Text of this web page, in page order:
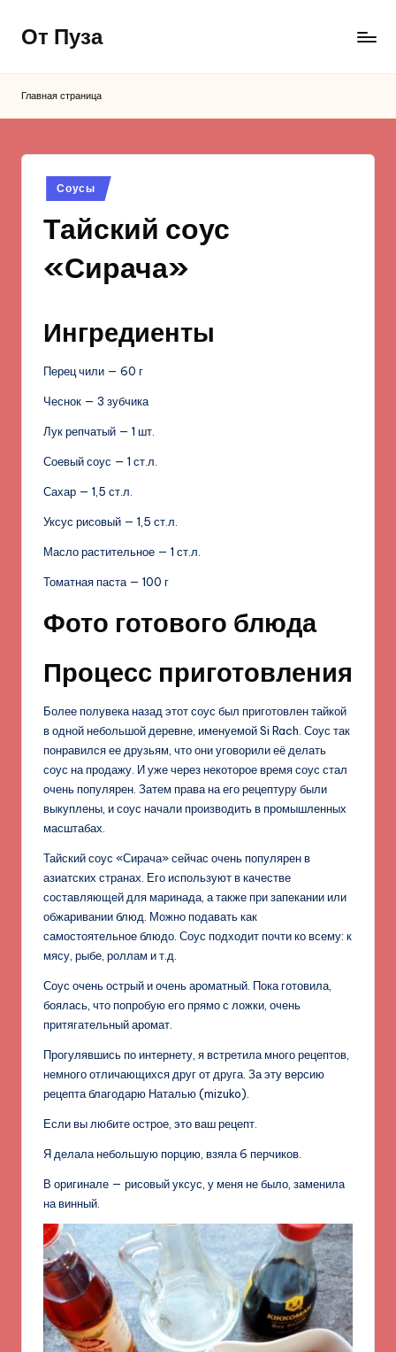
Перейти
содержимому
От Пуза
вкусные
Главная страница
Опубликовано
в
Соусы
Тайский соус
«Сирача»
Ингредиенты
Перец чили — 60 г
Чеснок — 3 зубчика
Лук репчатый — 1 шт.
Соевый соус — 1 ст.л.
Сахар — 1,5 ст.л.
Уксус рисовый — 1,5 ст.л.
Масло растительное — 1 ст.л.
Томатная паста — 100 г
Фото готового блюда
Процесс приготовления
Более полувека назад этот соус был приготовлен тайкой
в одной небольшой деревне, именуемой Si Rach. Соус так
понравился ее друзьям, что они уговорили её делать
соус на продажу. И уже через некоторое время соус стал
очень популярен. Затем права на его рецептуру были
выкуплены, и соус начали производить в промышленных
масштабах.
Тайский соус «Сирача» сейчас очень популярен в
азиатских странах. Его используют в качестве
составляющей для маринада, а также при запекании или
обжаривании блюд. Можно подавать как
самостоятельное блюдо. Соус подходит почти ко всему: к
мясу, рыбе, роллам и т.д.
Соус очень острый и очень ароматный. Пока готовила,
боялась, что попробую его прямо с ложки, очень
притягательный аромат.
Прогулявшись по интернету, я встретила много рецептов,
немного отличающихся друг от друга. За эту версию
рецепта благодарю Наталью (mizuko).
Если вы любите острое, это ваш рецепт.
Я делала небольшую порцию, взяла 6 перчиков.
В оригинале — рисовый уксус, у меня не было, заменила
на винный.